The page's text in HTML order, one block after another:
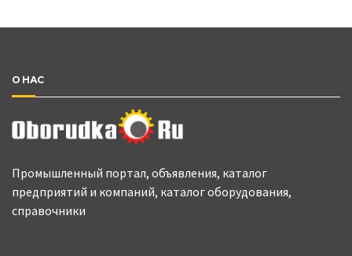
О НАС
Промышленный портал, объявления, каталог
предприятий и компаний, каталог оборудования,
справочники